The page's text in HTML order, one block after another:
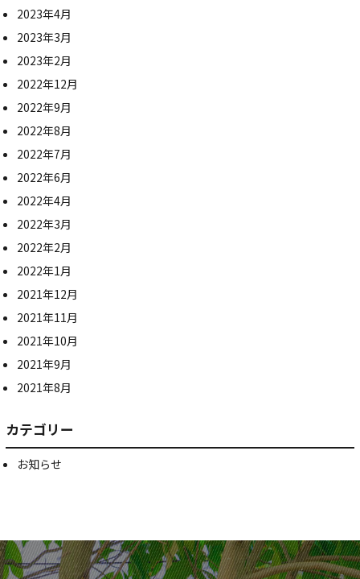
2023年4月
2023年3月
2023年2月
2022年12月
2022年9月
2022年8月
2022年7月
2022年6月
2022年4月
2022年3月
2022年2月
2022年1月
2021年12月
2021年11月
2021年10月
2021年9月
2021年8月
カテゴリー
お知らせ